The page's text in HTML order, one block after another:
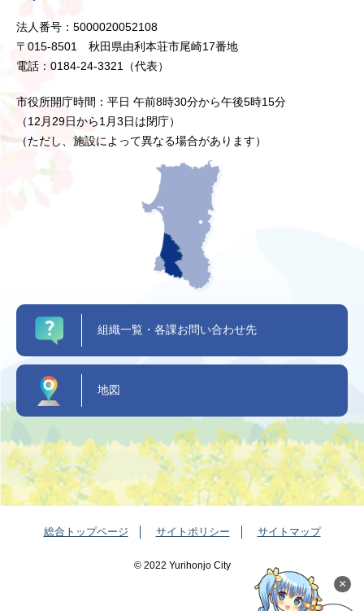
×
法人番号：5000020052108
〒015-8501 秋田県由利本荘市尾崎17番地
電話：0184-24-3321（代表）
市役所開庁時間：平日 午前8時30分から午後5時15分
（12月29日から1月3日は閉庁）
（ただし、施設によって異なる場合があります）
組織一覧・各課お問い合わせ先
地図
総合トップページ サイトポリシー サイトマップ
©️ 2022 Yurihonjo City